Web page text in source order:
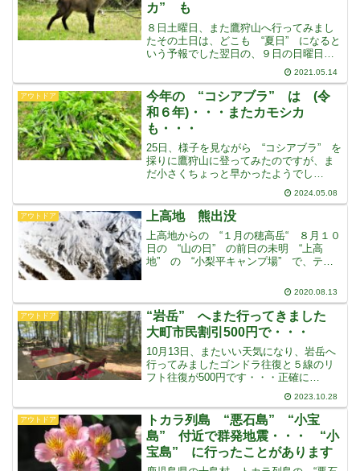
カ” も
８日土曜日、また鷹狩山へ行ってみまし
たその土日は、どこも “夏日” になると
いう予報でした翌日の、９日の日曜日
は、２回目の “コロナウイルスワクチン
接種” の日なので、その前日に行ってお
くことにしましたもちろん、前回同
様 “コシアブラ” 目
2021.05.14
アウトドア
今年の “コシアブラ” は (令
和６年)・・・またカモシカ
も・・・
25日、様子を見ながら “コシアブラ” を
採りに鷹狩山に登ってみたのですが、ま
だ小さくちょっと早かったようでし
た・・・タラの芽を結構採ることが出
来、桜は満開で頂上で気持ちよく過ごす
ことが出来たのですが・・・それから４
日後の29日です・・・次
2024.05.08
アウトドア 上高地 熊出没
上高地からの “１月の穂高岳“ ８月１０
日の “山の日” の前日の未明 “上高
地” の “小梨平キャンプ場” で、テン
ていた女性が、けがをしましたいまま
で、こんなことは見たことも、聞いたこ
ともありません小
2020.08.13
アウトドア
“岩岳” へまた行ってきました
大町市民割引500円で・・・
10月13日、またいい天気になり、岩岳へ
行ってみましたゴンドラ往復と５線のリ
フト往復が500円です・・・正確に
は “村民・市民特割” となっていま
す・・・扇沢・黒部ダム間の、電気バス
の大町割引は片道が500円・往復1,000円
でした500円
2023.10.28
アウトドア
トカラ列島 “悪石島” “小宝
島” 付近で群発地震・・・ “小
宝島” に行ったことがあります